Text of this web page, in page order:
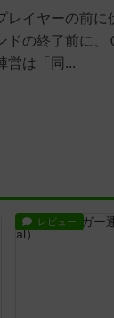
イヤーの前に
の終了前に、
営は「同...
レビュー